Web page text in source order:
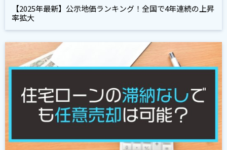
【2025年最新】公示地価ランキング！全国で4年連続の上昇
率拡大